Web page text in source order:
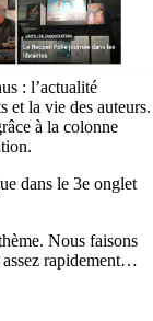
: l’actualité
et la vie des auteurs.
à la colonne
dans le 3e onglet
Nous faisons
assez rapidement…